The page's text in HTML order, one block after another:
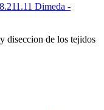
Dimeda -
diseccion de los tejidos